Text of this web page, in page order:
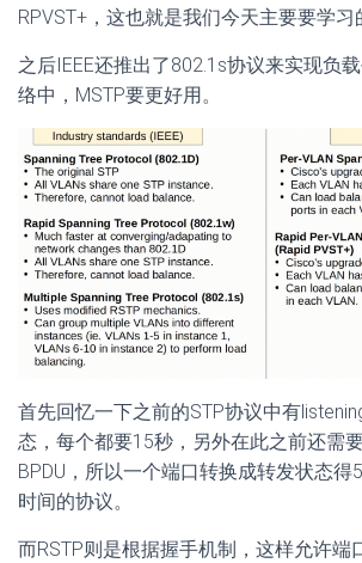
RPVST+，这也就是我们今天主要要学习
之后IEEE还推出了802.1s协议来实现负
络中，MSTP要更好用。
首先回忆一下之前的STP协议中有
态，每个都要15秒，另外在此之前还需
BPDU，所以一个端口转换成转发状态得
时间的协议。
而RSTP则是根据握手机制，这样允许端